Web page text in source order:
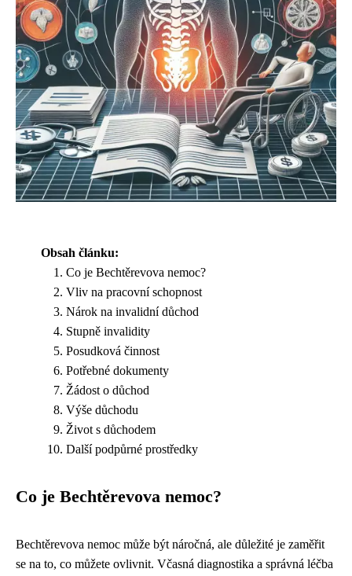
Obsah článku:
Co je Bechtěrevova nemoc?
Vliv na pracovní schopnost
Nárok na invalidní důchod
Stupně invalidity
Posudková činnost
Potřebné dokumenty
Žádost o důchod
Výše důchodu
Život s důchodem
Další podpůrné prostředky
Co je Bechtěrevova nemoc?
Bechtěrevova nemoc může být náročná, ale důležité je zaměřit
se na to, co můžete ovlivnit. Včasná diagnostika a správná léčba